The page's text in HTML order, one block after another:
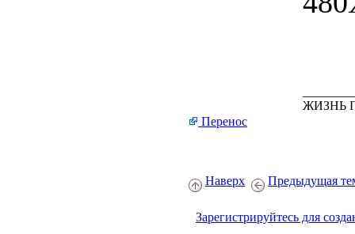
ЖИЗНЬ
Перенос
Наверх Предыдущая
Зарегистрируйтесь для